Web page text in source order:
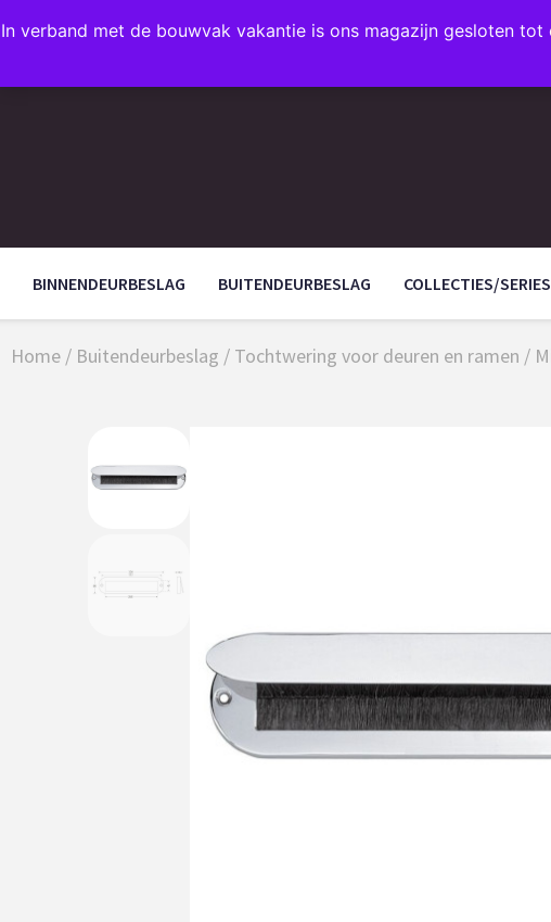
In verband met de bouwvak vakantie is ons magazijn gesloten
FAVORIETEN
BINNENDEURBESLAG BUITENDEURBESLAG COLLECTIES/SERIES
Home / Buitendeurbeslag / Tochtwering voor deuren en ramen /